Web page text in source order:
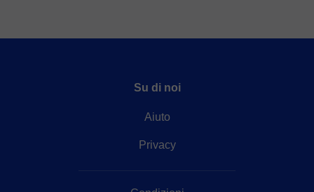
Su di noi
Aiuto
Privacy